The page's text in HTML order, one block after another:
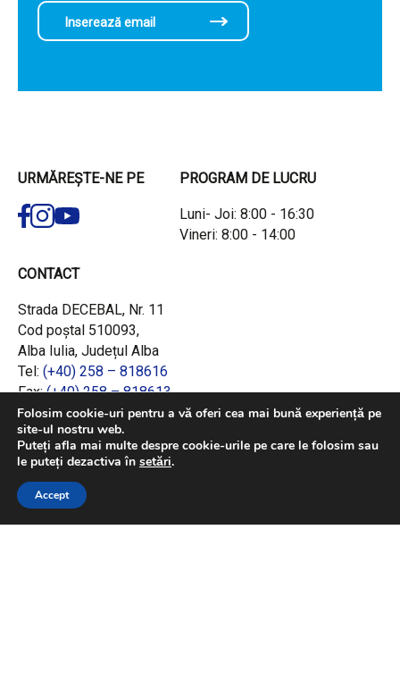
URMĂREȘTE-NE PE PROGRAM DE LUCRU
Luni- Joi: 8:00 - 16:30
Vineri: 8:00 - 14:00
CONTACT
Strada DECEBAL, Nr. 11
Cod poștal 510093,
Alba Iulia, Județul Alba
Tel: (+40) 258 – 818616
Fax:(+40) 258 – 818613
Email:office@adrcentru.ro
LINK-URI RAPIDE
Consiliul European
Jurnalul Oficial al Uniunii Europene
Folosim cookie-uri pentru a vă oferi cea mai bună experiență pe
site-ul nostru web.
Puteți afla mai multe despre cookie-urile pe care le folosim sau
le puteți dezactiva în setări.
Accept